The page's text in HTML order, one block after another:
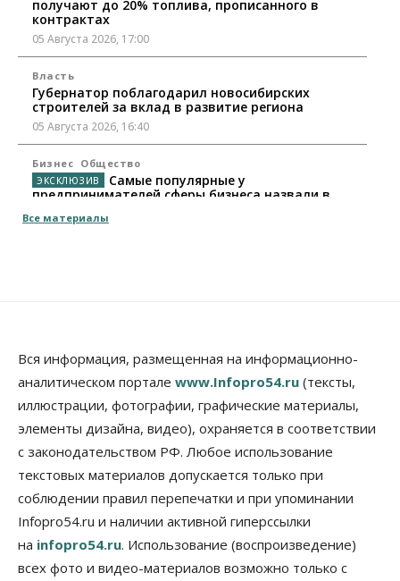
получают до 20% топлива, прописанного в
контрактах
05 Августа 2026, 17:00
Власть
Губернатор поблагодарил новосибирских
строителей за вклад в развитие региона
05 Августа 2026, 16:40
Бизнес Общество
Самые популярные у
предпринимателей сферы бизнеса назвали в
05 Августа 2026, 16:00
Недвижимость
Проект нового микрорайона на улице Кирова
утвердили в Новосибирске
05 Августа 2026, 15:30
Промышленность
Новосибирские компании произвели косметики
на два миллиарда рублей
05 Августа 2026, 15:00
Власть Финансы
Криптовалюта в России официально стала
имуществом
Все материалы
Вся информация, размещенная на информационно-
аналитическом портале www.Infopro54.ru (тексты,
иллюстрации, фотографии, графические материалы,
элементы дизайна, видео), охраняется в соответствии
с законодательством РФ. Любое использование
текстовых материалов допускается только при
соблюдении правил перепечатки и при упоминании
Infopro54.ru и наличии активной гиперссылки
на infopro54.ru. Использование (воспроизведение)
всех фото и видео-материалов возможно только с